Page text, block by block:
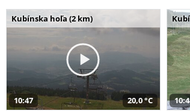
Kubínska hoľa (2 km)
10:47 20,0 °C